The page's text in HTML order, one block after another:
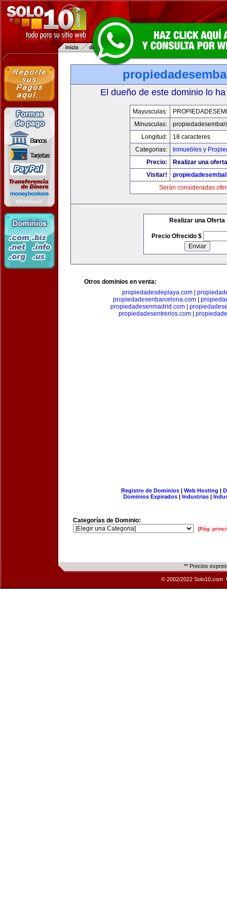
El dueño de este dominio lo
Mayusculas:
Minusculas:
Longitud:
18 caracteres
Categorias:
Inmuebles y
Precio:
Realizar una
Visitar!
Serán consideradas
Realizar una Oferta
Precio Ofrecido $
Otros dominios en venta:
propiedadesdeplaya.com
propiedadesenbarcelona.com
propiedadesenmadrid.com
propiedadesentrerios.com|
Registro de Dominios| Web Hosting |
Dominios Expirados | Industrias |
Categorías de Dominio:
[Pág.
** Precios
© 2002/2022 Solo10.com